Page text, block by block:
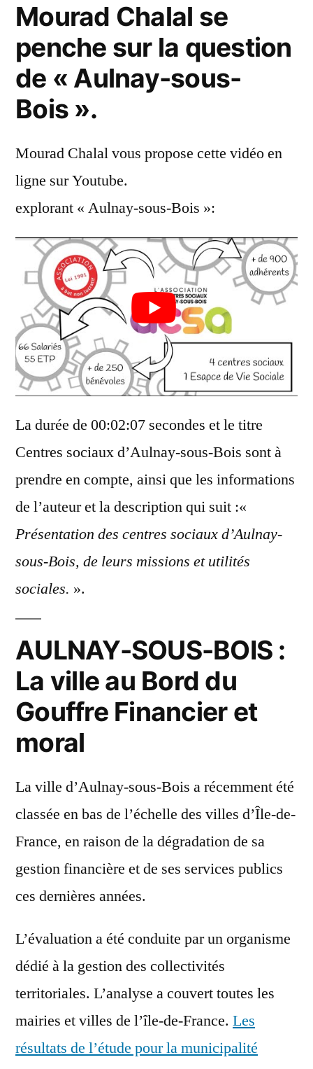
Mourad Chalal se
penche sur la question
de « Aulnay-sous-
Bois ».
Mourad Chalal vous propose cette vidéo en
ligne sur Youtube.
explorant « Aulnay-sous-Bois »:
La durée de 00:02:07 secondes et le titre
Centres sociaux d’Aulnay-sous-Bois sont à
prendre en compte, ainsi que les informations
de l’auteur et la description qui suit :«
Présentation des centres sociaux d’Aulnay-
sous-Bois, de leurs missions et utilités
sociales. ».
AULNAY-SOUS-BOIS :
La ville au Bord du
Gouffre Financier et
moral
La ville d’Aulnay-sous-Bois a récemment été
classée en bas de l’échelle des villes d’Île-de-
France, en raison de la dégradation de sa
gestion financière et de ses services publics
ces dernières années.
L’évaluation a été conduite par un organisme
dédié à la gestion des collectivités
territoriales. L’analyse a couvert toutes les
mairies et villes de l’île-de-France. Les
résultats de l’étude pour la municipalité